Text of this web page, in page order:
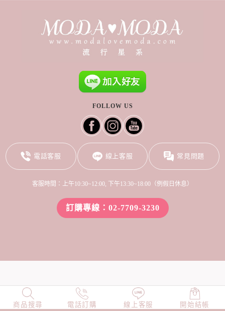
商品搜尋 電話訂購 線上客服 開始結帳
NEW 店長精選 TOP100 小編穿搭
FOLLOW US
電話客服 線上客服 常見問題
客服時間：上午10:30~12:00, 下午13:30~18:00（例假日休息）
訂購專線：02-7709-3230